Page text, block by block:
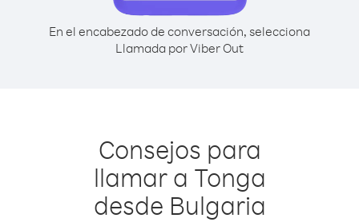
En el encabezado de conversación, selecciona
Llamada por Viber Out
Consejos para
llamar a Tonga
desde Bulgaria